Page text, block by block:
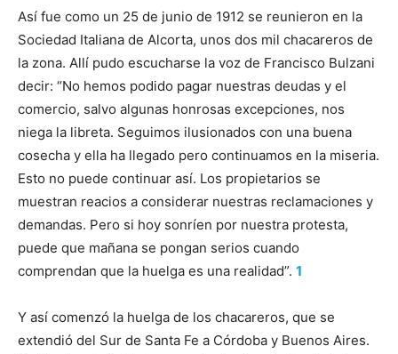
Así fue como un 25 de junio de 1912 se reunieron en la
Sociedad Italiana de Alcorta, unos dos mil chacareros de
la zona. Allí pudo escucharse la voz de Francisco Bulzani
decir: “No hemos podido pagar nuestras deudas y el
comercio, salvo algunas honrosas excepciones, nos
niega la libreta. Seguimos ilusionados con una buena
cosecha y ella ha llegado pero continuamos en la miseria.
Esto no puede continuar así. Los propietarios se
muestran reacios a considerar nuestras reclamaciones y
demandas. Pero si hoy sonríen por nuestra protesta,
puede que mañana se pongan serios cuando
comprendan que la huelga es una realidad”. 1
Y así comenzó la huelga de los chacareros, que se
extendió del Sur de Santa Fe a Córdoba y Buenos Aires.